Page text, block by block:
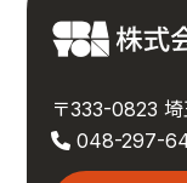
〒333-0823
048-297-